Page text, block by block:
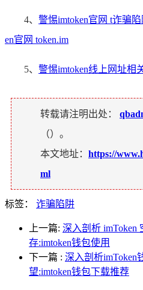
4、 警惕imtoken官网 t诈骗
en官网 token.im
5、 警惕imtoken线上网址相
转载请注明出处：
（）。
本文地址： https://
ml
标签： 诈骗陷阱
上一篇: 深入剖析 imToken
存:imtoken钱包使用
下一篇 : 深入剖析imToken
望:imtoken钱包下载推荐